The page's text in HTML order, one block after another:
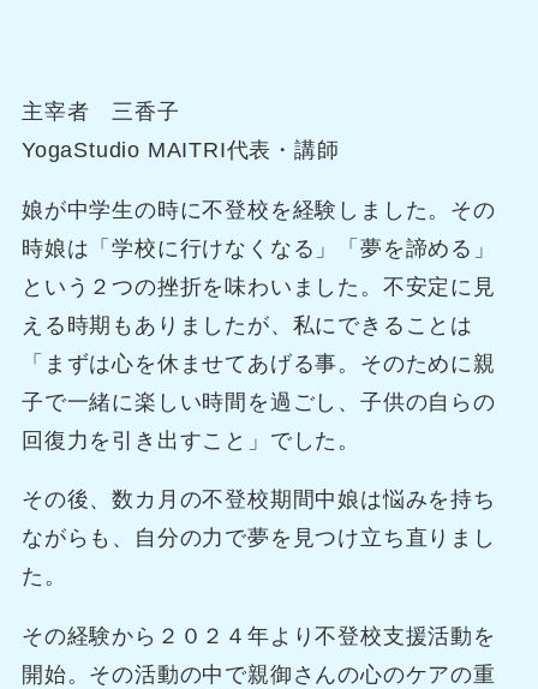
主宰者 三香子
YogaStudio MAITRI代表・講師
娘が中学生の時に不登校を経験しました。その
時娘は「学校に行けなくなる」「夢を諦める」
という２つの挫折を味わいました。不安定に見
える時期もありましたが、私にできることは
「まずは心を休ませてあげる事。そのために親
子で一緒に楽しい時間を過ごし、子供の自らの
回復力を引き出すこと」でした。
その後、数カ月の不登校期間中娘は悩みを持ち
ながらも、自分の力で夢を見つけ立ち直りまし
た。
その経験から２０２４年より不登校支援活動を
開始。その活動の中で親御さんの心のケアの重